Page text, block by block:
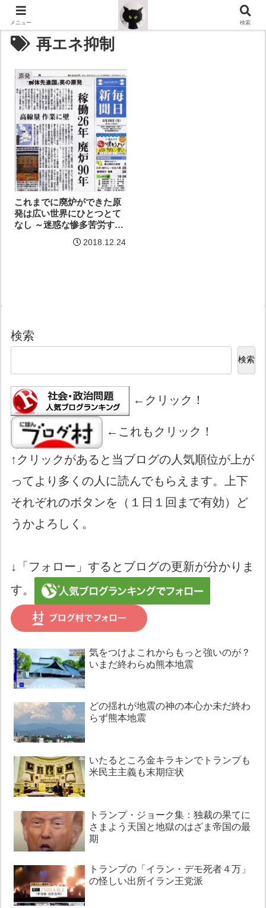
再エネ抑制
原発
これまでに廃炉ができた原
発は広い世界にひとつとて
なし ～迷惑な惨多苦労すの
2018.12.24
検索
検索
←クリック！
←これもクリック！
↑クリックがあると当ブログの人気順位が上が
ってより多くの人に読んでもらえます。上下
それぞれのボタンを（１日１回まで有効）ど
うかよろしく。
↓「フォロー」するとブログの更新が分かりま
す。
気をつけよこれからもっと強いのが？
いまだ終わらぬ熊本地震
どの揺れが地震の神の本心か未だ終わ
らず熊本地震
いたるところ金キラキンでトランプも
米民主主義も末期症状
トランプ・ジョーク集：独裁の果てに
さまよう天国と地獄のはざま帝国の最
期
トランプの「イラン・デモ死者４万」
の怪しい出所イラン王党派
メニュー 検索